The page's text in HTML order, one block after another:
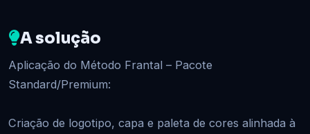
A solução
Aplicação do Método Frantal – Pacote
Standard/Premium:
Criação de logotipo, capa e paleta de cores alinhada à